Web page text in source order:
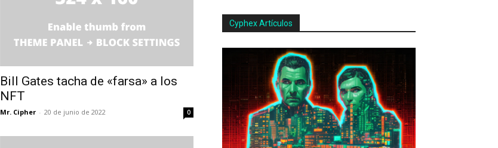
Bill Gates tacha de «farsa» a los
NFT
Mr. Cipher - 20 de junio de 2022 0
Cyphex Artículos